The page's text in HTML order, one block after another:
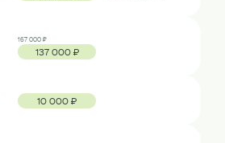
167 000 ₽
137 000 ₽
10 000 ₽